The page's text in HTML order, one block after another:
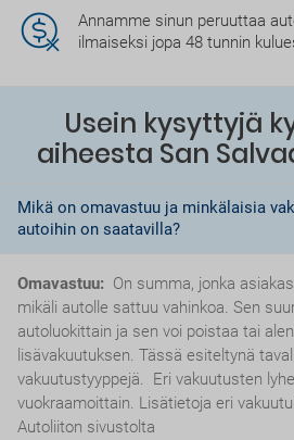
Annamme sinun peruuttaa
ilmaiseksi jopa 48 tunnin
Usein kysyttyjä
aiheesta San
Mikä on omavastuu ja minkälaisia
autoihin on saatavilla?
Omavastuu: On summa, jonka
mikäli autolle sattuu vahinkoa. Sen
autoluokittain ja sen voi poistaa tai
lisävakuutuksen. Tässä esiteltynä
vakuutustyyppejä. Eri vakuutusten
vuokraamoittain. Lisätietoja eri
Autoliiton sivustolta